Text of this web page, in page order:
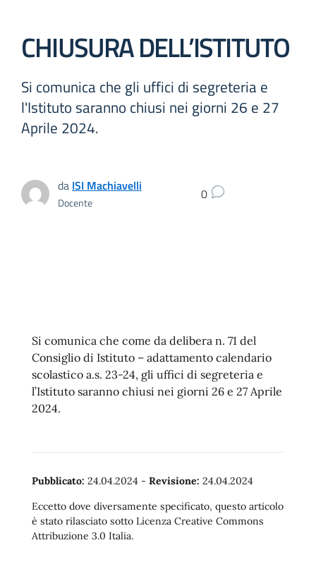
CHIUSURA DELL’ISTITUTO
Si comunica che gli uffici di segreteria e
l'Istituto saranno chiusi nei giorni 26 e 27
Aprile 2024.
da ISI Machiavelli
Docente 0
Si comunica che come da delibera n. 71 del
Consiglio di Istituto – adattamento calendario
scolastico a.s. 23-24, gli uffici di segreteria e
l’Istituto saranno chiusi nei giorni 26 e 27 Aprile
2024.
Pubblicato: 24.04.2024 - Revisione: 24.04.2024
Eccetto dove diversamente specificato, questo articolo
è stato rilasciato sotto Licenza Creative Commons
Attribuzione 3.0 Italia.